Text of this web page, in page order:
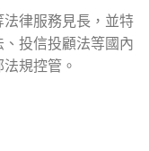
律服務見長，並特
投信投顧法等國內
規控管。